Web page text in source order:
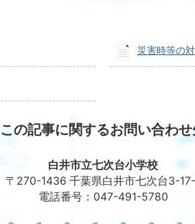
災害時等の
この記事に関するお問い合わ
白井市立七次台小学校
〒270-1436 千葉県白井市七次台3-
電話番号：047-491-5780